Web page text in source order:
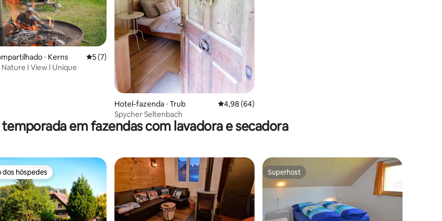
⋅ Kerns 5 de uma avaliação média de 5, 7 avaliações
5 (7)
I View I Unique
Hotel-fazenda ⋅ Trub 4,98 de uma avaliação média de 5, 64 avaliações
4,98 (64)
Spycher Seltenbach
em fazendas com lavadora e secadora
dos hóspedes
dos hóspedes Superhost
Superhost